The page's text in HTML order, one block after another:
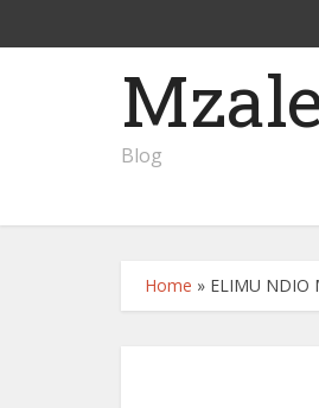
Blog
Home » ELIMU NDIO